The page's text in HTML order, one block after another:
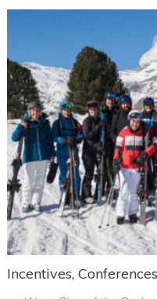
Incentives,